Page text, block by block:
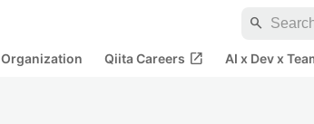
search
Organization Qiita Careers open_in_new AI x Dev x